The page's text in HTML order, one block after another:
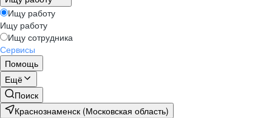
Ищу работу
Ищу работу
Ищу сотрудника
Сервисы
Помощь
Ещё
Поиск
Краснознаменск (Московская область)